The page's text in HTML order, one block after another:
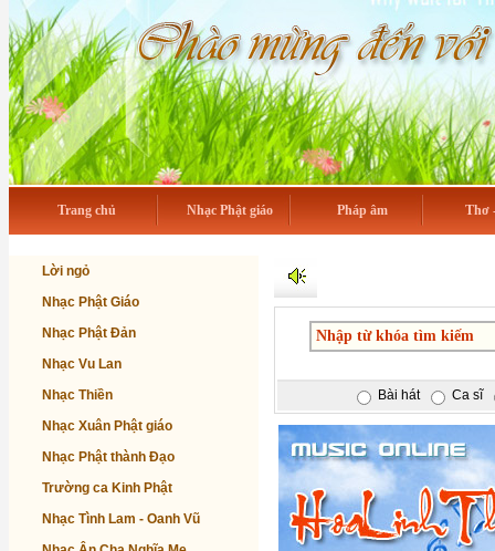
Trang chủ Nhạc Phật giáo Pháp âm Thơ
Lời ngỏ
Nhạc Phật Giáo
Nhạc Phật Đản
Nhạc Vu Lan
Nhạc Thiền
Nhạc Xuân Phật giáo
Nhạc Phật thành Đạo
Trường ca Kinh Phật
Nhạc Tình Lam - Oanh Vũ
Bài hát Ca sĩ